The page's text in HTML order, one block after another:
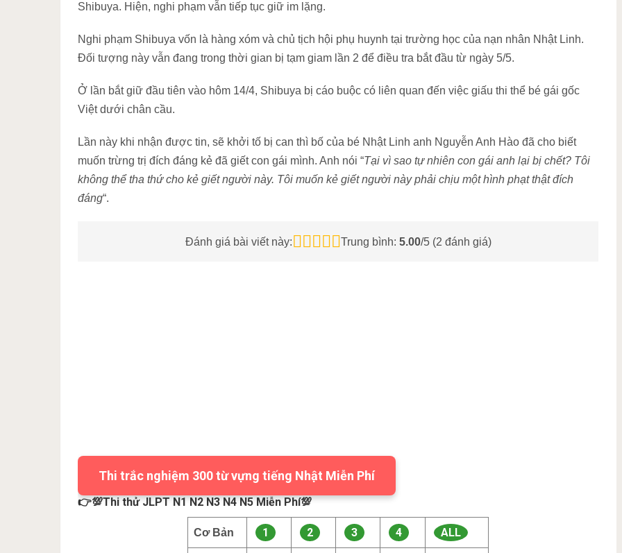
Shibuya. Hiện, nghi phạm vẫn tiếp tục giữ im lặng.
Nghi phạm Shibuya vốn là hàng xóm và chủ tịch hội phụ huynh tại trường học của nạn nhân Nhật Linh.
Đối tượng này vẫn đang trong thời gian bị tạm giam lần 2 để điều tra bắt đầu từ ngày 5/5.
Ở lần bắt giữ đầu tiên vào hôm 14/4, Shibuya bị cáo buộc có liên quan đến việc giấu thi thể bé gái gốc
Việt dưới chân cầu.
Lần này khi nhận được tin, sẽ khởi tố bị can thì bố của bé Nhật Linh anh Nguyễn Anh Hào đã cho biết
muốn trừng trị đích đáng kẻ đã giết con gái mình. Anh nói “Tại vì sao tự nhiên con gái anh lại bị chết? Tôi
không thể tha thứ cho kẻ giết người này. Tôi muốn kẻ giết người này phải chịu một hình phạt thật đích
đáng“.
Đánh giá bài viết này: Trung bình: 5.00/5 (2 đánh giá)
Thi trắc nghiệm 300 từ vựng tiếng Nhật Miễn Phí
👉💯Thi thử JLPT N1 N2 N3 N4 N5 Miễn Phí💯
Cơ Bản 1 2 3 4 ALL